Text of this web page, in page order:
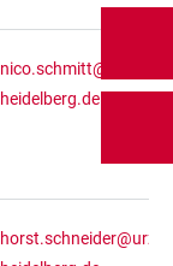
nico.schmitt@urz.uni-
heidelberg.de